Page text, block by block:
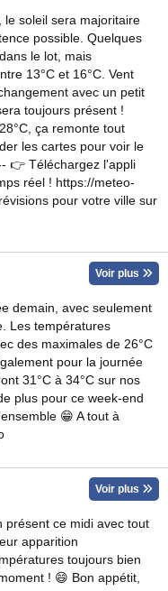
le soleil sera majoritaire
possible. Quelques
le lot, mais
13°C et 16°C. Vent
avec un petit
toujours présent !
ça remonte tout
les cartes pour voir le
👉 Téléchargez l'appli
réel ! https://meteo-
pour votre ville sur
Voir plus
demain, avec seulement
Les températures
des maximales de 26°C
pour la journée
31°C à 34°C sur nos
plus pour ce week-end
😁 A tout à
Voir plus
présent ce midi avec tout
apparition
toujours bien
! 😄 Bon appétit,